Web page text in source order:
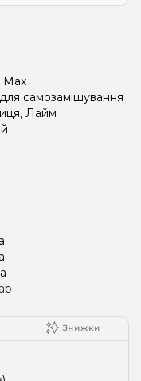
Max
самозамішування
Лайм
Знижки